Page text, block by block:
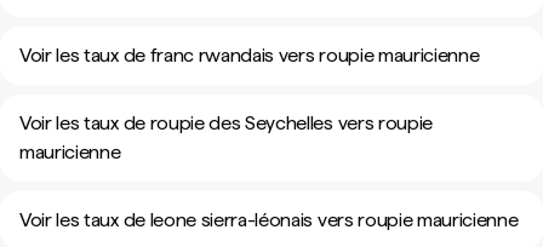
Voir les taux de franc rwandais vers roupie mauricienne
Voir les taux de roupie des Seychelles vers roupie
mauricienne
Voir les taux de leone sierra-léonais vers roupie mauricienne